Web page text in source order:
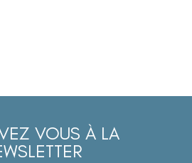
VOUS À LA